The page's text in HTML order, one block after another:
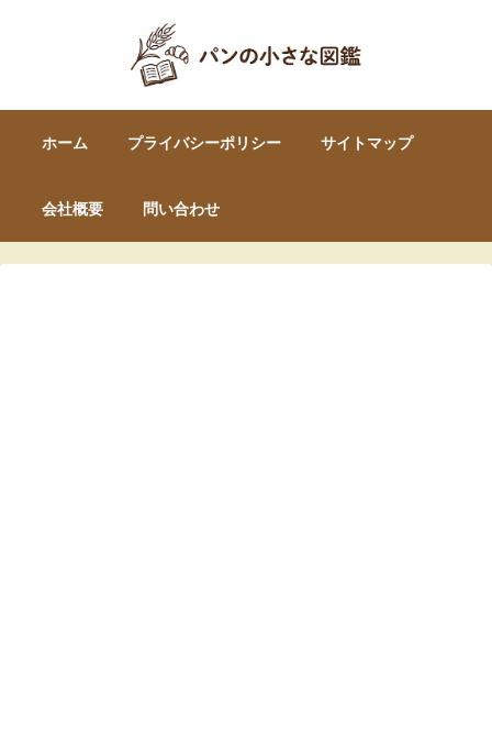
ホーム プライバシーポリシー サイトマップ
会社概要 問い合わせ